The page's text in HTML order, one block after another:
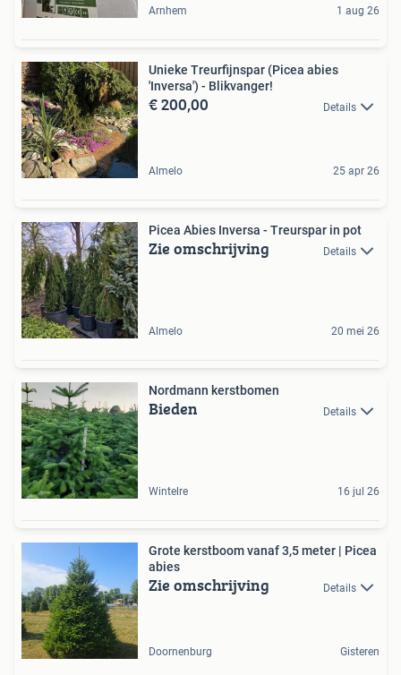
Arnhem 1 aug 26
Unieke Treurfijnspar (Picea abies
'Inversa') - Blikvanger!
€ 200,00 Details
Almelo 25 apr 26
Picea Abies Inversa - Treurspar in pot
Zie omschrijving Details
Almelo 20 mei 26
Nordmann kerstbomen
Bieden Details
Wintelre 16 jul 26
Grote kerstboom vanaf 3,5 meter | Picea
abies
Zie omschrijving Details
Doornenburg Gisteren